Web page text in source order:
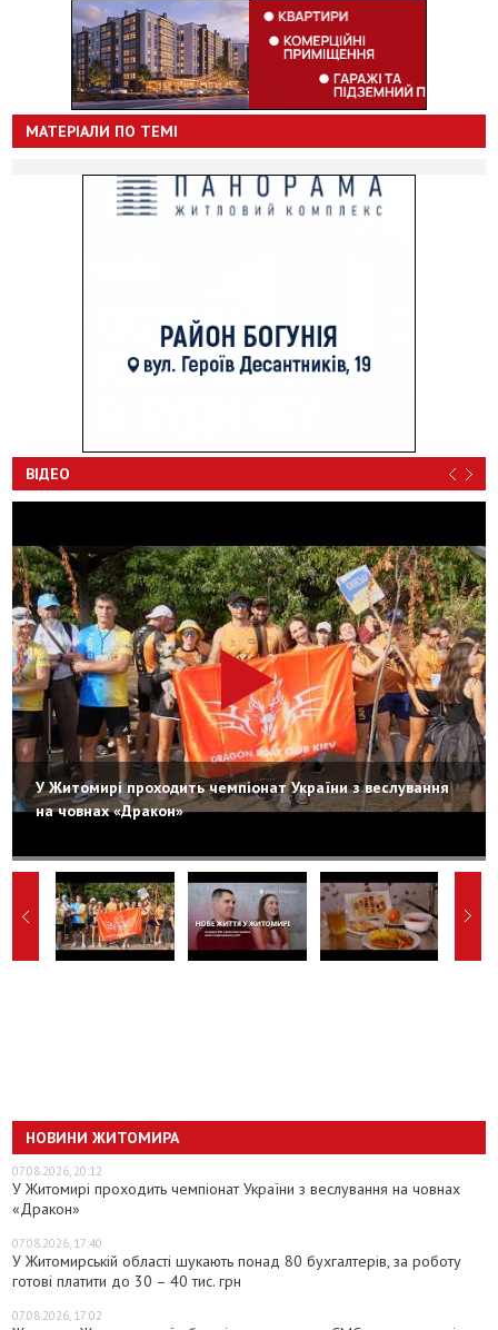
МАТЕРІАЛИ ПО ТЕМІ
ВІДЕО
У Житомирі проходить чемпіонат України з веслування
на човнах «Дракон»
НОВИНИ ЖИТОМИРА
07.08.2026, 20:12
У Житомирі проходить чемпіонат України з веслування на човнах
«Дракон»
07.08.2026, 17:40
У Житомирській області шукають понад 80 бухгалтерів, за роботу
готові платити до 30 – 40 тис. грн
07.08.2026, 17:02